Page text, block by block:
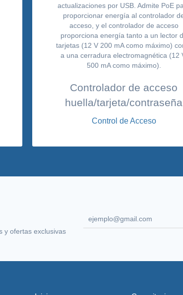
Controlador de acceso
huella/tarjeta/contraseña
Control de Acceso
y ofertas exclusivas